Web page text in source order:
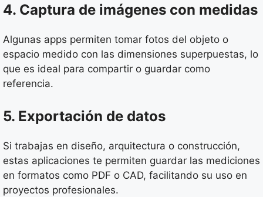
4. Captura de imágenes con medidas
Algunas apps permiten tomar fotos del objeto o
espacio medido con las dimensiones superpuestas, lo
que es ideal para compartir o guardar como
referencia.
5. Exportación de datos
Si trabajas en diseño, arquitectura o construcción,
estas aplicaciones te permiten guardar las mediciones
en formatos como PDF o CAD, facilitando su uso en
proyectos profesionales.